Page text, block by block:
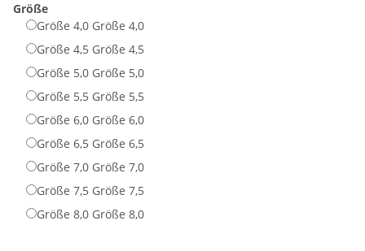
Größe
Größe 4,0 Größe 4,0
Größe 4,5 Größe 4,5
Größe 5,0 Größe 5,0
Größe 5,5 Größe 5,5
Größe 6,0 Größe 6,0
Größe 6,5 Größe 6,5
Größe 7,0 Größe 7,0
Größe 7,5 Größe 7,5
Größe 8,0 Größe 8,0